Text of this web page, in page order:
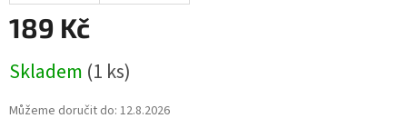
189 Kč
cena:
Skladem (1 ks)
Můžeme doručit do: 12.8.2026